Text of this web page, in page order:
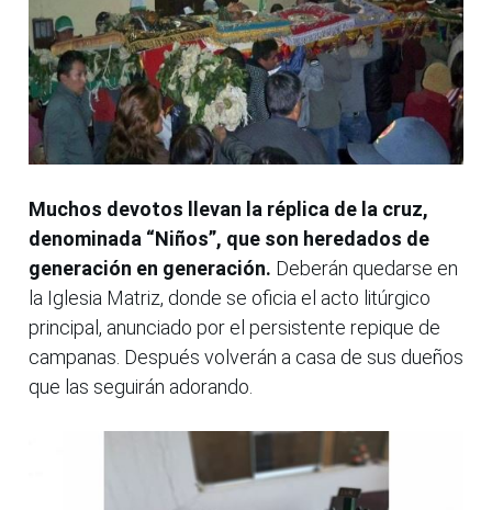
Muchos devotos llevan la réplica de la cruz,
denominada “Niños”, que son heredados de
generación en generación. Deberán quedarse en
la Iglesia Matriz, donde se oficia el acto litúrgico
principal, anunciado por el persistente repique de
campanas. Después volverán a casa de sus dueños
que las seguirán adorando.